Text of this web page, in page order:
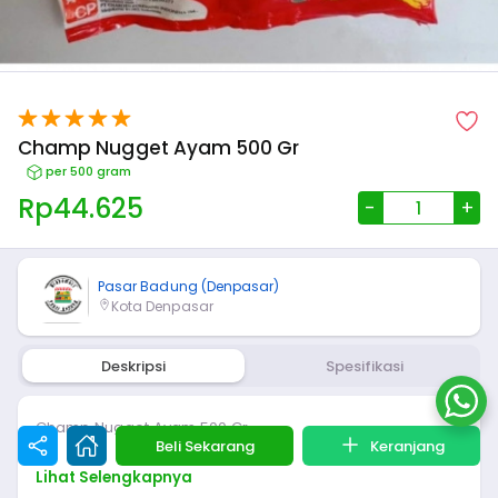
Champ Nugget Ayam 500 Gr
per 500 gram
Rp44.625 - +
Pasar Badung (Denpasar)
Kota Denpasar
Deskripsi Spesifikasi
Champ Nugget Ayam 500 Gr
Lihat Selengkapnya
Beli Sekarang Keranjang